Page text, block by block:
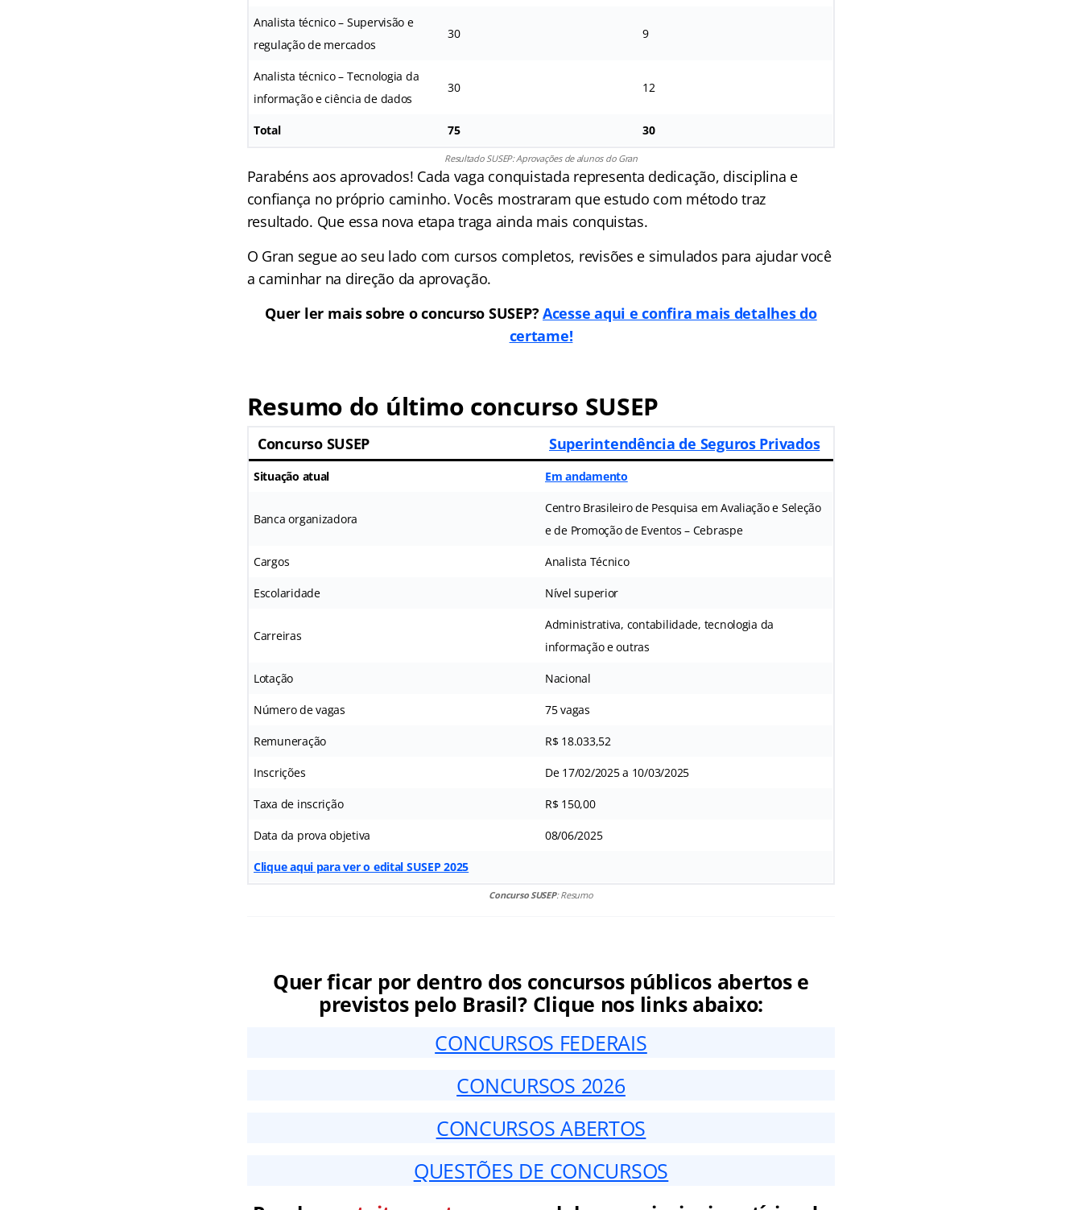
Analista técnico – Supervisão e
regulação de mercados
30 9
Analista técnico – Tecnologia da
informação e ciência de dados
30 12
Total 75 30
Resultado SUSEP: Aprovações de alunos do Gran
Parabéns aos aprovados! Cada vaga conquistada representa dedicação, disciplina e
confiança no próprio caminho. Vocês mostraram que estudo com método traz
resultado. Que essa nova etapa traga ainda mais conquistas.
O Gran segue ao seu lado com cursos completos, revisões e simulados para ajudar você
a caminhar na direção da aprovação.
Quer ler mais sobre o concurso SUSEP?Acesse aqui e confira mais detalhes do
certame!
Resumo do último concurso SUSEP
Concurso SUSEP Superintendência de Seguros Privados
Situação atual Em andamento
Banca organizadora
Centro Brasileiro de Pesquisa em Avaliação e Seleção
e de Promoção de Eventos – Cebraspe
Cargos Analista Técnico
Escolaridade Nível superior
Carreiras
Administrativa, contabilidade, tecnologia da
informação e outras
Lotação Nacional
Número de vagas 75 vagas
Remuneração R$ 18.033,52
Inscrições De 17/02/2025 a 10/03/2025
Taxa de inscrição R$ 150,00
Data da prova objetiva 08/06/2025
Clique aqui para ver o edital SUSEP 2025
Concurso SUSEP: Resumo
Quer ficar por dentro dos concursos públicos abertos e
previstos pelo Brasil? Clique nos links abaixo:
CONCURSOS FEDERAIS
CONCURSOS 2026
CONCURSOS ABERTOS
QUESTÕES DE CONCURSOS